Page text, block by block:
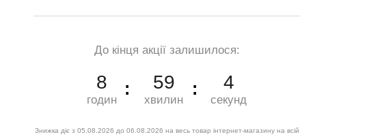
До кінця акції залишилося:
8
годин
59
хвилин
3
секунд
Знижка діє з 05.08.2026 до 06.08.2026 на весь товар інтернет-магазину на всій